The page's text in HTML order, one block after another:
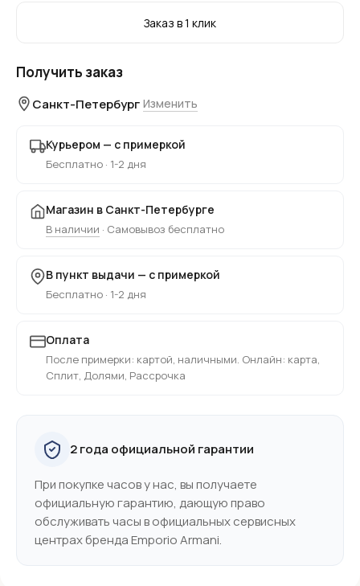
Заказ в 1 клик
Получить заказ
Санкт-Петербург Изменить
Курьером — с примеркой
Бесплатно · 1-2 дня
Магазин в Санкт-Петербурге
В наличии · Самовывоз бесплатно
В пункт выдачи — с примеркой
Бесплатно · 1-2 дня
Оплата
После примерки: картой, наличными. Онлайн: карта,
Сплит, Долями, Рассрочка
2 года официальной гарантии
При покупке часов у нас, вы получаете
официальную гарантию, дающую право
обслуживать часы в официальных сервисных
центрах бренда Emporio Armani.